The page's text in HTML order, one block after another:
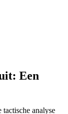
Een
analyse